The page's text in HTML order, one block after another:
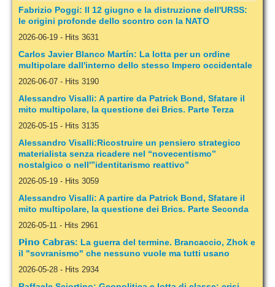
Fabrizio Poggi: Il 12 giugno e la distruzione dell'URSS:
le origini profonde dello scontro con la NATO
2026-06-19 - Hits 3631
Carlos Javier Blanco Martín: La lotta per un ordine
multipolare dall'interno dello stesso Impero occidentale
2026-06-07 - Hits 3190
Alessandro Visalli: A partire da Patrick Bond, Sfatare il
mito multipolare, la questione dei Brics. Parte Terza
2026-05-15 - Hits 3135
Alessandro Visalli:Ricostruire un pensiero strategico
materialista senza ricadere nel “novecentismo”
nostalgico o nell'”identitarismo reattivo”
2026-05-19 - Hits 3059
Alessandro Visalli: A partire da Patrick Bond, Sfatare il
mito multipolare, la questione dei Brics. Parte Seconda
2026-05-11 - Hits 2961
𝗣𝗶𝗻𝗼 𝗖𝗮𝗯𝗿𝗮𝘀: La guerra del termine. Brancaccio, Zhok e
il "sovranismo" che nessuno vuole ma tutti usano
2026-05-28 - Hits 2934